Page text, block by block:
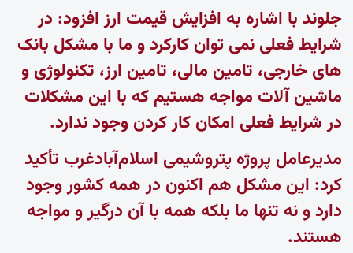
جلوند با اشاره به افزایش قیمت ارز افزود: در
شرایط فعلی نمی توان کارکرد و ما با مشکل بانک
های خارجی، تامین مالی، تامین ارز، تکنولوژی و
ماشین آلات مواجه هستیم که با این مشکلات
در شرایط فعلی امکان کار کردن وجود ندارد.
مدیرعامل پروژه پتروشیمی اسلام‌آبادغرب تأکید
کرد: این مشکل هم اکنون در همه کشور وجود
دارد و نه تنها ما بلکه همه با آن درگیر و مواجه
هستند.